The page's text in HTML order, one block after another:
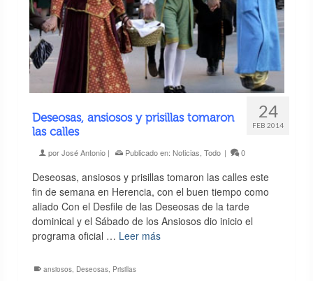
24
FEB 2014
Deseosas, ansiosos y prisillas tomaron
las calles
porJosé Antonio| Publicado en: Noticias Todo | 0
Deseosas, ansiosos y prisillas tomaron las calles este
fin de semana en Herencia, con el buen tiempo como
aliado Con el Desfile de las Deseosas de la tarde
dominical y el Sábado de los Ansiosos dio inicio el
programa oficial … Leer más
ansiosos, Deseosas, Prisillas